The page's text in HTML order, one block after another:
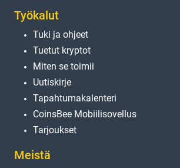
Työkalut
Tuki ja ohjeet
Tuetut kryptot
Miten se toimii
Uutiskirje
Tapahtumakalenteri
CoinsBee Mobiilisovellus
Tarjoukset
Meistä